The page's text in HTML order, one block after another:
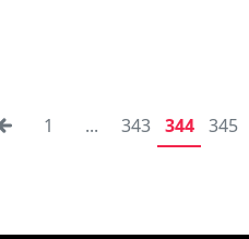
1 ... 343 344 345